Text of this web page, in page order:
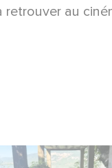
au
Le tournage de la